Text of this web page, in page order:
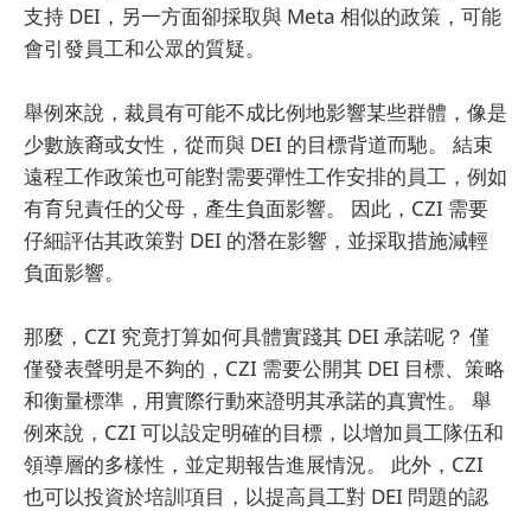
支持 DEI，另一方面卻採取與 Meta 相似的政策，可能
會引發員工和公眾的質疑。
舉例來說，裁員有可能不成比例地影響某些群體，像是
少數族裔或女性，從而與 DEI 的目標背道而馳。 結束
遠程工作政策也可能對需要彈性工作安排的員工，例如
有育兒責任的父母，產生負面影響。 因此，CZI 需要
仔細評估其政策對 DEI 的潛在影響，並採取措施減輕
負面影響。
那麼，CZI 究竟打算如何具體實踐其 DEI 承諾呢？ 僅
僅發表聲明是不夠的，CZI 需要公開其 DEI 目標、策略
和衡量標準，用實際行動來證明其承諾的真實性。 舉
例來說，CZI 可以設定明確的目標，以增加員工隊伍和
領導層的多樣性，並定期報告進展情況。 此外，CZI
也可以投資於培訓項目，以提高員工對 DEI 問題的認